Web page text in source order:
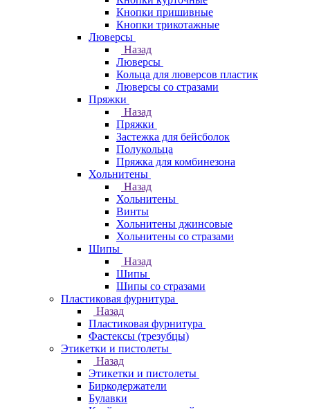
Кнопки пришивные
Кнопки трикотажные
Люверсы
Назад
Люверсы
Кольца для люверсов пластик
Люверсы со стразами
Пряжки
Назад
Пряжки
Застежка для бейсболок
Полукольца
Пряжка для комбинезона
Хольнитены
Назад
Хольнитены
Винты
Хольнитены джинсовые
Хольнитены со стразами
Шипы
Назад
Шипы
Шипы со стразами
Пластиковая фурнитура
Назад
Пластиковая фурнитура
Фастексы (трезубцы)
Этикетки и пистолеты
Назад
Этикетки и пистолеты
Биркодержатели
Булавки